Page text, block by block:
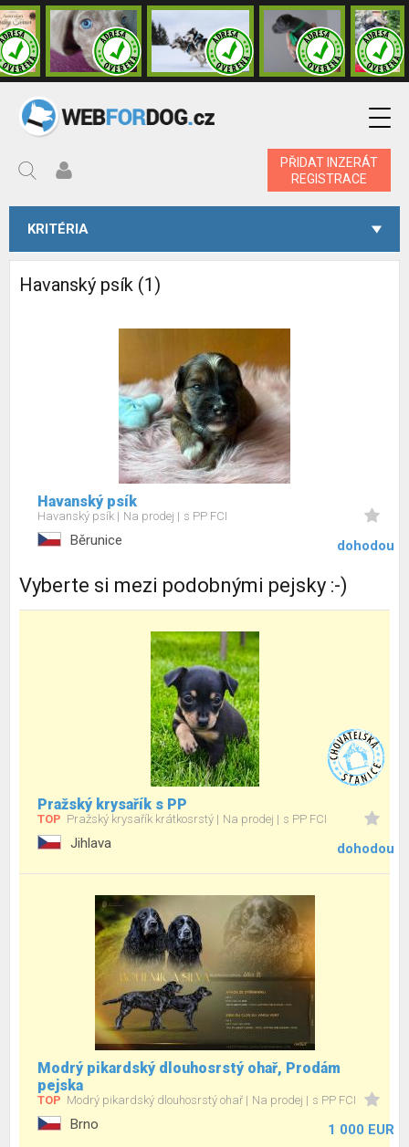
PŘIDAT INZERÁT
REGISTRACE
KRITÉRIA
Havanský psík (1)
Havanský psík
Havanský psík Na prodej s PP FCI
Běrunice dohodou
Vyberte si mezi podobnými pejsky :-)
Pražský krysařík s PP
TOP Pražský krysařík krátkosrstý Na prodej s PP FCI
Jihlava dohodou
Modrý pikardský dlouhosrstý ohař, Prodám
pejska
TOP Modrý pikardský dlouhosrstý ohař Na prodej s PP FCI
Brno 1 000 EUR